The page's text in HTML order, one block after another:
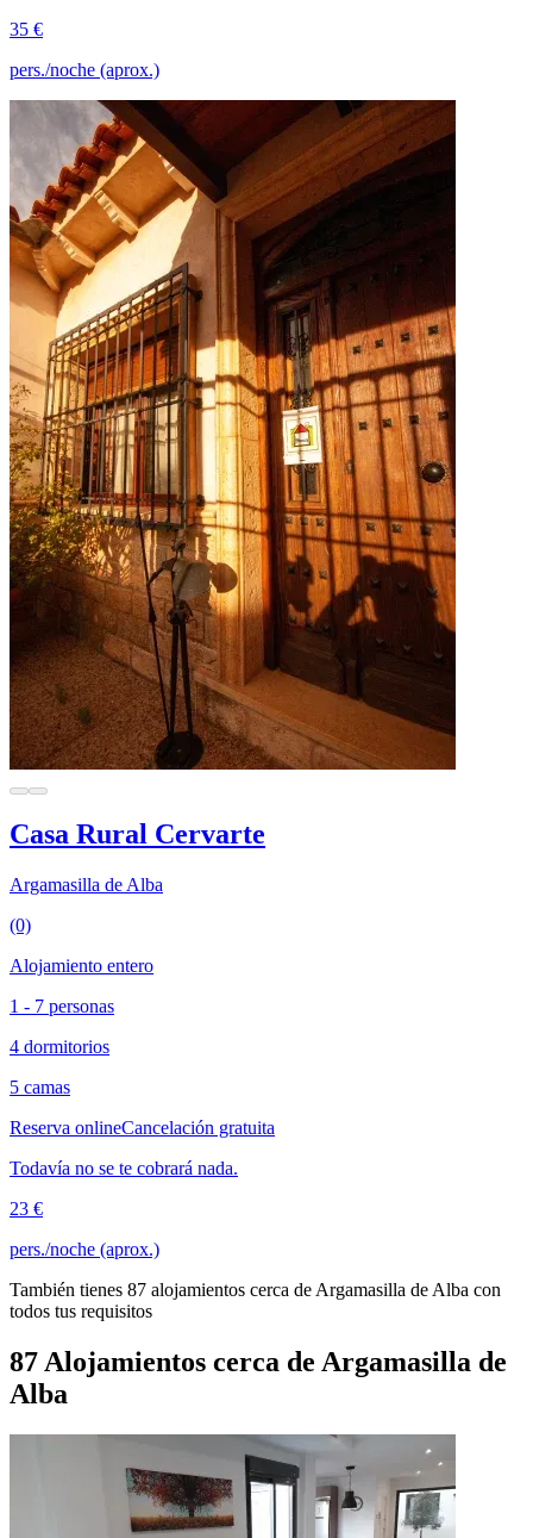
35 €
pers./noche (aprox.)
Casa Rural Cervarte
Argamasilla de Alba
(0)
Alojamiento entero
1 - 7 personas
4 dormitorios
5 camas
Reserva onlineCancelación gratuita
Todavía no se te cobrará nada.
23 €
pers./noche (aprox.)
También tienes 87 alojamientos cerca de Argamasilla de Alba con
todos tus requisitos
87 Alojamientos cerca de Argamasilla de
Alba